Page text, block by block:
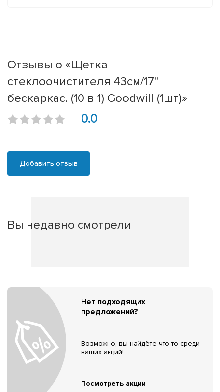
Отзывы о «Щетка
стеклоочистителя 43см/17''
бескаркас. (10 в 1) Goodwill (1шт)»
0.0
Добавить отзыв
Вы недавно смотрели
Нет подходящих
предложений?
Возможно, вы найдёте что-то среди
наших акций!
Посмотреть акции